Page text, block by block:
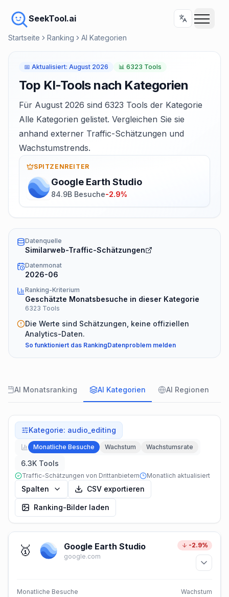
SeekTool.ai
Startseite Ranking AI Kategorien
📅 Aktualisiert: August 2026 📊 6323 Tools
Top KI-Tools nach Kategorien
Für August 2026 sind 6323 Tools der Kategorie
Alle Kategorien gelistet. Vergleichen Sie sie
anhand externer Traffic-Schätzungen und
Wachstumstrends.
SPITZENREITER
Google Earth Studio
84.9B Besuche-2.9%
Datenquelle
Similarweb-Traffic-Schätzungen
Datenmonat
2026-06
Ranking-Kriterium
Geschätzte Monatsbesuche in dieser Kategorie
6323 Tools
Die Werte sind Schätzungen, keine offiziellen
Analytics-Daten.
So funktioniert das RankingDatenproblem melden
AI Monatsranking AI Kategorien AI Regionen
Kategorie: audio_editing
Monatliche Besuche Wachstum Wachstumsrate
6.3K Tools
Traffic-Schätzungen von Drittanbietern Monatlich aktualisiert
Spalten CSV exportieren
Ranking-Bilder laden
🥇 Google Earth Studio
google.com
-2.9%
Monatliche Besuche Wachstum